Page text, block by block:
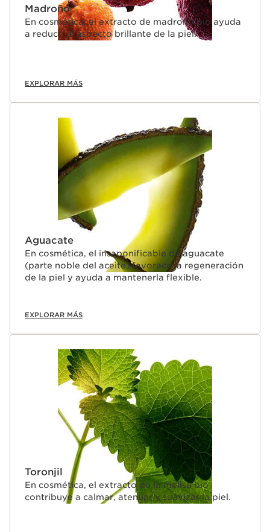
Madroño
En cosmética, el extracto de madroño bio ayuda
a reducir el aspecto brillante de la piel.
EXPLORAR MÁS
Aguacate
En cosmética, el insaponificable de aguacate
(parte noble del aceite) favorece la regeneración
de la piel y ayuda a mantenerla flexible.
EXPLORAR MÁS
Toronjil
En cosmética, el extracto de la melisa bio
contribuye a calmar, atenuar y suavizar la piel.